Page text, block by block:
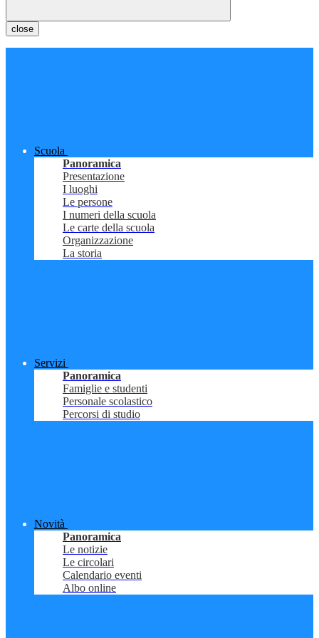
close
Scuola
Panoramica
Presentazione
I luoghi
Le persone
I numeri della scuola
Le carte della scuola
Organizzazione
La storia
Servizi
Panoramica
Famiglie e studenti
Personale scolastico
Percorsi di studio
Novità
Panoramica
Le notizie
Le circolari
Calendario eventi
Albo online